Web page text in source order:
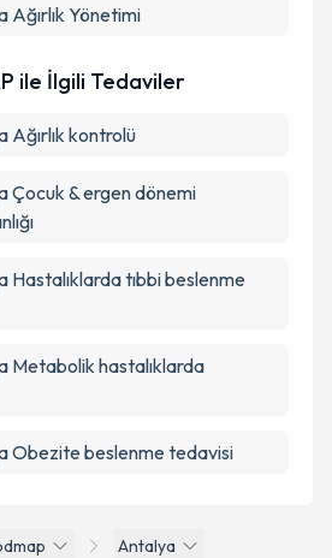
Antalya
Yönetimi
ile İlgili Tedaviler
kontrolü
Çocuk & ergen dönemi
tıbbi beslenme
Metabolik hastalıklarda
Obezite beslenme tedavisi